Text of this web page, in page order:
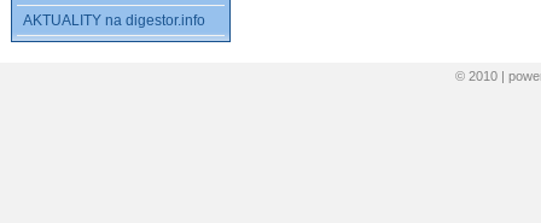
AKTUALITY na digestor.info
© 2010 |